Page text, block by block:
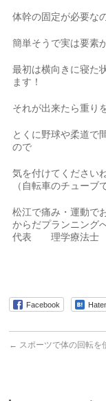
体幹の固定が必要な
簡単そうで実は要素
最初は横向きに寝た
ます！
それが出来たら重り
とくに野球や柔道で
ので
気を付けてください
（自転車のチューブ
松江で痛み・運動で
からだプランニング
代表 理学療法
Facebook
← スポーツで体の回転を